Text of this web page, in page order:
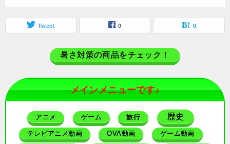
Tweet 0 0
暑さ対策の商品をチェック！
メインメニューです♪
アニメ ゲーム 旅行 歴史
テレビアニメ動画 OVA動画 ゲーム動画